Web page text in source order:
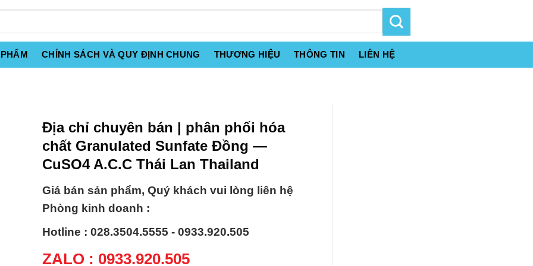
CHÍNH SÁCH VÀ QUY ĐỊNH CHUNG THƯƠNG HIỆU THÔNG TIN LIÊN HỆ
Địa chỉ chuyên bán | phân phối hóa
chất Granulated Sunfate Đồng —
CuSO4 A.C.C Thái Lan Thailand
Giá bán sản phẩm, Quý khách vui lòng liên hệ
Phòng kinh doanh :
Hotline : 028.3504.5555 - 0933.920.505
ZALO : 0933.920.505